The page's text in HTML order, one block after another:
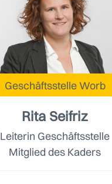
Geschäftsstelle Worb
Rita Seifriz
Leiterin Geschäftsstelle
Mitglied des Kaders